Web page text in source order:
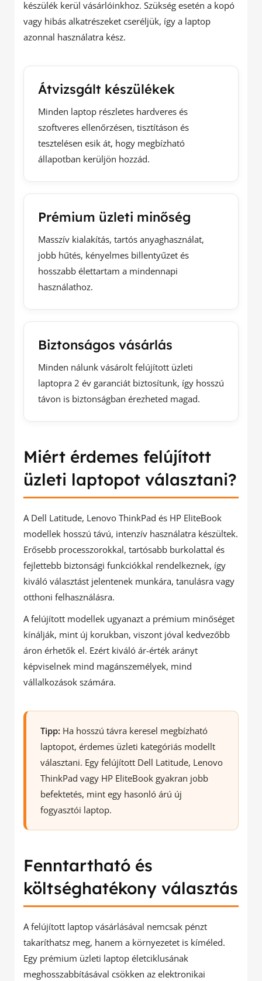
készülék kerül vásárlóinkhoz. Szükség esetén a kopó
vagy hibás alkatrészeket cseréljük, így a laptop
azonnal használatra kész.
Átvizsgált készülékek
Minden laptop részletes hardveres és
szoftveres ellenőrzésen, tisztításon és
tesztelésen esik át, hogy megbízható
állapotban kerüljön hozzád.
Prémium üzleti minőség
Masszív kialakítás, tartós anyaghasználat,
jobb hűtés, kényelmes billentyűzet és
hosszabb élettartam a mindennapi
használathoz.
Biztonságos vásárlás
Minden nálunk vásárolt felújított üzleti
laptopra 2 év garanciát biztosítunk, így hosszú
távon is biztonságban érezheted magad.
Miért érdemes felújított
üzleti laptopot választani?
A Dell Latitude, Lenovo ThinkPad és HP EliteBook
modellek hosszú távú, intenzív használatra készültek.
Erősebb processzorokkal, tartósabb burkolattal és
fejlettebb biztonsági funkciókkal rendelkeznek, így
kiváló választást jelentenek munkára, tanulásra vagy
otthoni felhasználásra.
A felújított modellek ugyanazt a prémium minőséget
kínálják, mint új korukban, viszont jóval kedvezőbb
áron érhetők el. Ezért kiváló ár-érték arányt
képviselnek mind magánszemélyek, mind
vállalkozások számára.
Tipp: Ha hosszú távra keresel megbízható
laptopot, érdemes üzleti kategóriás modellt
választani. Egy felújított Dell Latitude, Lenovo
ThinkPad vagy HP EliteBook gyakran jobb
befektetés, mint egy hasonló árú új
fogyasztói laptop.
Fenntartható és
költséghatékony választás
A felújított laptop vásárlásával nemcsak pénzt
takaríthatsz meg, hanem a környezetet is kíméled.
Egy prémium üzleti laptop életciklusának
meghosszabbításával csökken az elektronikai